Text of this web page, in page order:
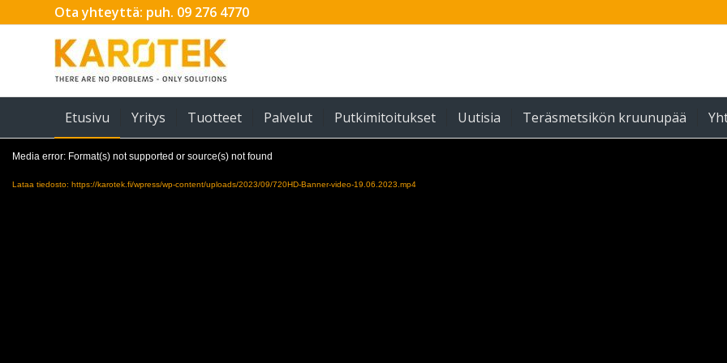
Ota yhteyttä: puh. 09 276 4770
Etusivu Yritys Tuotteet Palvelut Putkimitoitukset Uutisia Teräsmetsikön kruunupää
Media error: Format(s) not supported or source(s) not found
Lataa tiedosto: https://karotek.fi/wpress/wp-content/uploads/2023/09/720HD-Banner-video-19.06.2023.mp4